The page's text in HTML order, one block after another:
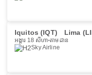
Iquitos (IQT) Lima
អង្គារ 18 សីហា តាមដាន
Sky Airline